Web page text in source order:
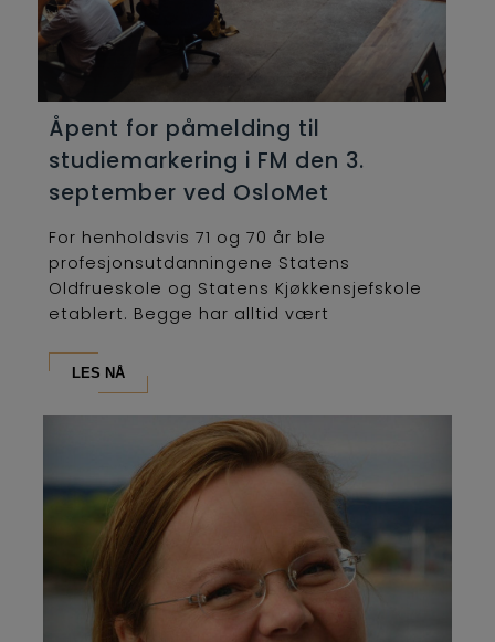
Åpent for påmelding til
studiemarkering i FM den 3.
september ved OsloMet
For henholdsvis 71 og 70 år ble
profesjonsutdanningene Statens
Oldfrueskole og Statens Kjøkkensjefskole
etablert. Begge har alltid vært
LES NÅ